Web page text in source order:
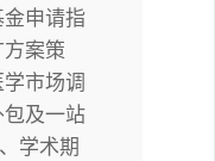
申请指
案策
市场调
及一站
学术期